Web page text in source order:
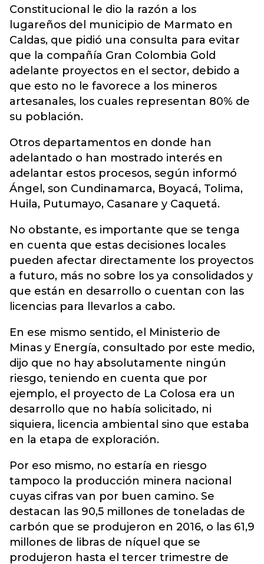
Constitucional le dio la razón a los
lugareños del municipio de Marmato en
Caldas, que pidió una consulta para evitar
que la compañía Gran Colombia Gold
adelante proyectos en el sector, debido a
que esto no le favorece a los mineros
artesanales, los cuales representan 80% de
su población.
Otros departamentos en donde han
adelantado o han mostrado interés en
adelantar estos procesos, según informó
Ángel, son Cundinamarca, Boyacá, Tolima,
Huila, Putumayo, Casanare y Caquetá.
No obstante, es importante que se tenga
en cuenta que estas decisiones locales
pueden afectar directamente los proyectos
a futuro, más no sobre los ya consolidados y
que están en desarrollo o cuentan con las
licencias para llevarlos a cabo.
En ese mismo sentido, el Ministerio de
Minas y Energía, consultado por este medio,
dijo que no hay absolutamente ningún
riesgo, teniendo en cuenta que por
ejemplo, el proyecto de La Colosa era un
desarrollo que no había solicitado, ni
siquiera, licencia ambiental sino que estaba
en la etapa de exploración.
Por eso mismo, no estaría en riesgo
tampoco la producción minera nacional
cuyas cifras van por buen camino. Se
destacan las 90,5 millones de toneladas de
carbón que se produjeron en 2016, o las 61,9
millones de libras de níquel que se
produjeron hasta el tercer trimestre de